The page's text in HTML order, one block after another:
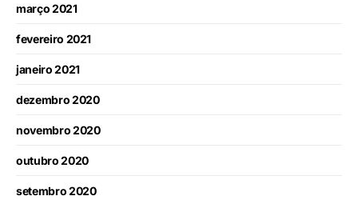
março 2021
fevereiro 2021
janeiro 2021
dezembro 2020
novembro 2020
outubro 2020
setembro 2020